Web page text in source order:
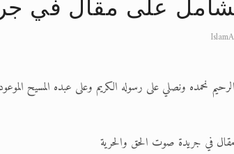
تعميم هامّ لأفراد الجماعة >> المزيد
إعلان هامّ بخصوص الرسائل المرسلة إلى
اقرأ هذا الكتاب وتعرّف على حقيقة
عرض مصوَّر لأقوال المستشرقين في خاتم
على مقال في
نحمده ونصلي على رسوله الكريم وعلى عبده المسيح الموعود
في جريدة صوت الحق والحرية